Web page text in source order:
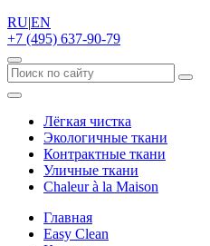
RU|EN
+7 (495) 637-90-79
Лёгкая чистка
Экологичные ткани
Контрактные ткани
Уличные ткани
Сhaleur à la Maison
Главная
Easy Clean